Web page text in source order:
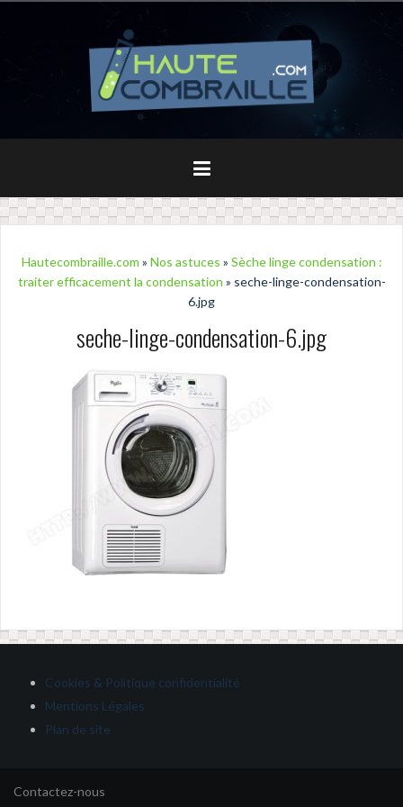
Hautecombraille.com » Nos astuces » Sèche linge condensation :
traiter efficacement la condensation » seche-linge-condensation-
6.jpg
seche-linge-condensation-6.jpg
Cookies & Politique confidentialité
Mentions Légales
Plan de site
Contactez-nous